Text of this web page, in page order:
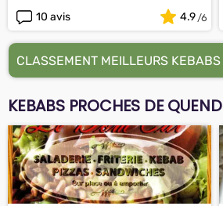
10 avis
4.9
CLASSEMENT MEILLEURS KEBABS
KEBABS PROCHES DE QUEND